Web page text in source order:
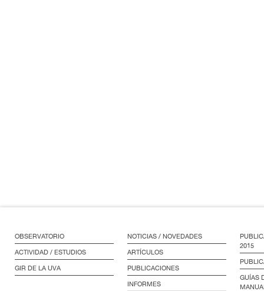
OBSERVATORIO
ACTIVIDAD / ESTUDIOS
GIR DE LA UVA
NOTICIAS / NOVEDADES
ARTÍCULOS
PUBLICACIONES
INFORMES
2015
GUÍAS